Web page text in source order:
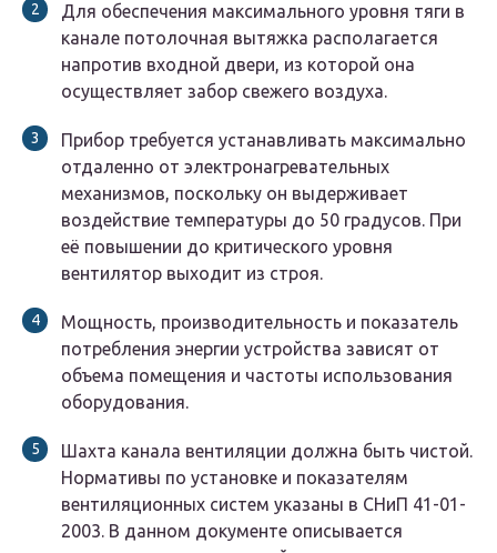
Для обеспечения максимального уровня тяги в
канале потолочная вытяжка располагается
напротив входной двери, из которой она
осуществляет забор свежего воздуха.
Прибор требуется устанавливать максимально
отдаленно от электронагревательных
механизмов, поскольку он выдерживает
воздействие температуры до 50 градусов. При
её повышении до критического уровня
вентилятор выходит из строя.
Мощность, производительность и показатель
потребления энергии устройства зависят от
объема помещения и частоты использования
оборудования.
Шахта канала вентиляции должна быть чистой.
Нормативы по установке и показателям
вентиляционных систем указаны в СНиП 41-01-
2003. В данном документе описывается